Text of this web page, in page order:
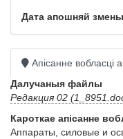
Дата апошняй змены
Апісанне вобласці
Далучаныя файлы
Редакция 02
Кароткае апісанне
Аппараты, силовые и